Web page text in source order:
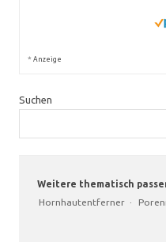
* Anzeige
Suchen
Weitere thematisch
Hornhautentferner ·